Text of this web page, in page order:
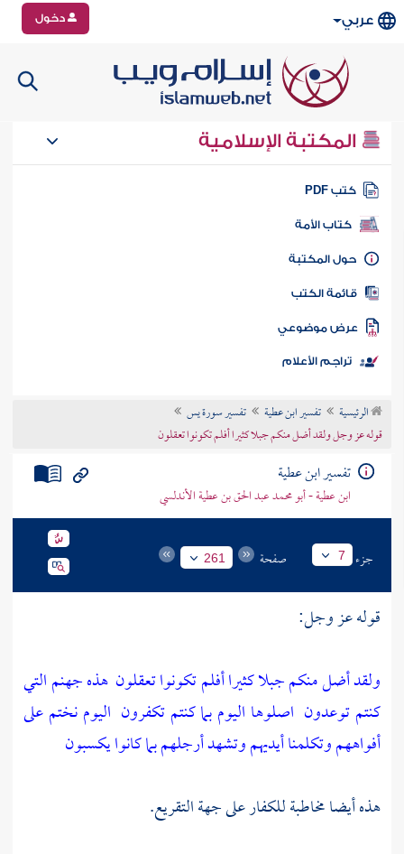
عربي دخول
المكتبة الإسلامية
كتب PDF
كتاب الأمة
المكتبة
الكتب
موضوعي
تراجم الأعلام
الرئيسية تفسير ابن عطية
تفسير سورة يس
قوله عز وجل ولقد أضل منكم جبلا كثيرا أفلم تكونوا تعقلون
تفسير ابن عطية
ابن عطية - أبو محمد عبد الحق بن عطية الأندلسي
جزء 7 صفحة 261
قوله عز وجل:
ولقد أضل منكم جبلا كثيرا أفلم تكونوا تعقلون هذه جهنم التي
كنتم توعدون اصلوها اليوم بما كنتم تكفرون اليوم نختم على
أفواههم وتكلمنا أيديهم وتشهد أرجلهم بما كانوا يكسبون
هذه أيضا مخاطبة للكفار على جهة التقريع.